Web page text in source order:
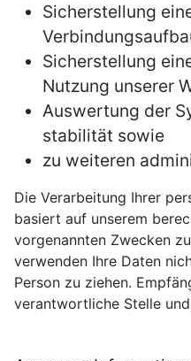
Sicherstellung
Sicherstellung
Nutzung unserer
Auswertung der
stabilität sowie
zu weiteren
Die Verarbeitung Ihrer
basiert auf unserem
vorgenannten Zwecken
verwenden Ihre Daten
Person zu ziehen.
verantwortliche Stelle